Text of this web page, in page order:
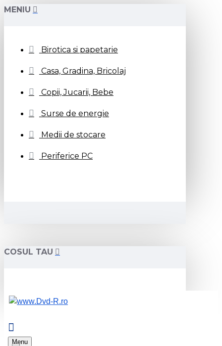
MENIU
Birotica si papetarie
Casa, Gradina, Bricolaj
Copii, Jucarii, Bebe
Surse de energie
Medii de stocare
Periferice PC
COSUL TAU
Menu